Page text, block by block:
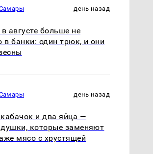
день назад
августе больше не
в банки: один трюк, и они
день назад
и два яйца —
которые заменяют
мясо с хрустящей